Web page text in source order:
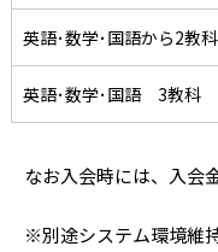
英語･数学･国語から2教科
英語･数学･国語 3教科
なお入会時には、入会
※別途システム環境維